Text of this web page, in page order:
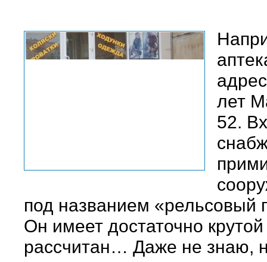
лет
52.
под названием «рельсовый
Он имеет достаточно
рассчитан… Даже не знаю,